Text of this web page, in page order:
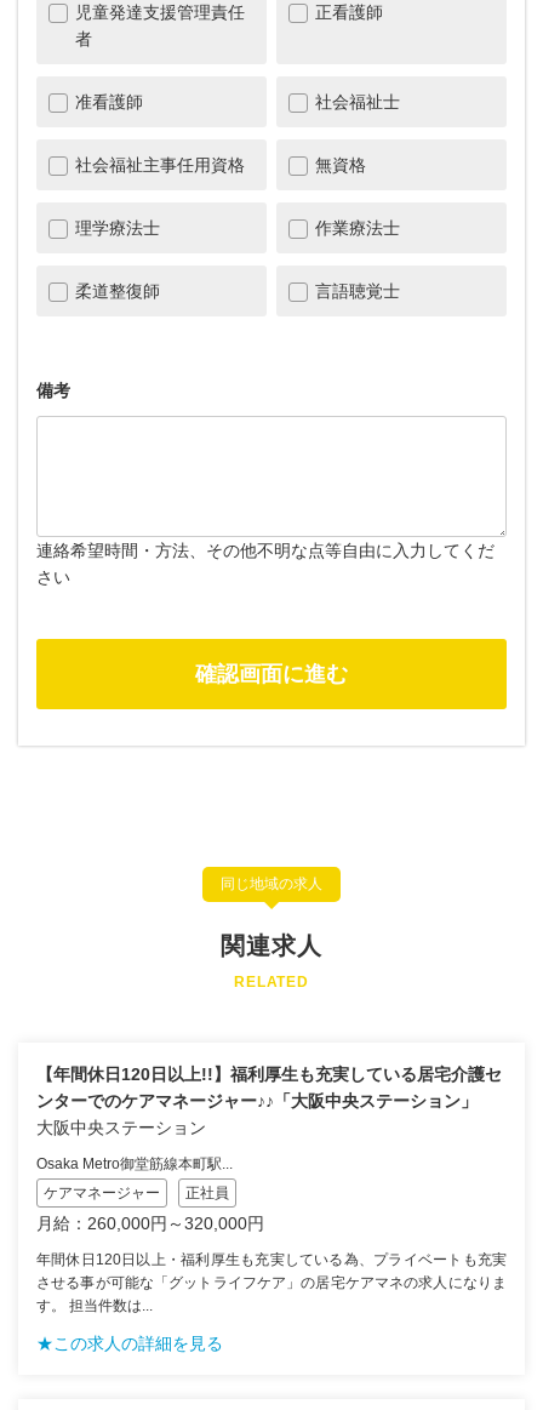
児童発達支援管理責任
者
正看護師
准看護師 社会福祉士
社会福祉主事任用資格 無資格
理学療法士 作業療法士
柔道整復師 言語聴覚士
備考
連絡希望時間・方法、その他不明な点等自由に入力してくだ
さい
同じ地域の求人
関連求人
RELATED
【年間休日120日以上!!】福利厚生も充実している居宅介護セ
ンターでのケアマネージャー♪♪「大阪中央ステーション」
大阪中央ステーション
Osaka Metro御堂筋線本町駅...
ケアマネージャー
正社員
月給：260,000円～320,000円
年間休日120日以上・福利厚生も充実している為、プライベートも充実
させる事が可能な「グットライフケア」の居宅ケアマネの求人になりま
す。 担当件数は...
★この求人の詳細を見る